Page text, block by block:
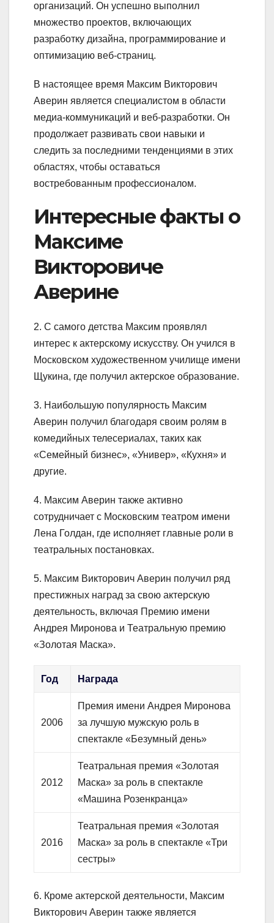
организаций. Он успешно выполнил
множество проектов, включающих
разработку дизайна, программирование и
оптимизацию веб-страниц.
В настоящее время Максим Викторович
Аверин является специалистом в области
медиа-коммуникаций и веб-разработки. Он
продолжает развивать свои навыки и
следить за последними тенденциями в этих
областях, чтобы оставаться
востребованным профессионалом.
Интересные факты о
Максиме
Викторовиче
Аверине
2. С самого детства Максим проявлял
интерес к актерскому искусству. Он учился в
Московском художественном училище имени
Щукина, где получил актерское образование.
3. Наибольшую популярность Максим
Аверин получил благодаря своим ролям в
комедийных телесериалах, таких как
«Семейный бизнес», «Универ», «Кухня» и
другие.
4. Максим Аверин также активно
сотрудничает с Московским театром имени
Лена Голдан, где исполняет главные роли в
театральных постановках.
5. Максим Викторович Аверин получил ряд
престижных наград за свою актерскую
деятельность, включая Премию имени
Андрея Миронова и Театральную премию
«Золотая Маска».
Год Награда
2006
Премия имени Андрея Миронова
за лучшую мужскую роль в
спектакле «Безумный день»
2012
Театральная премия «Золотая
Маска» за роль в спектакле
«Машина Розенкранца»
2016
Театральная премия «Золотая
Маска» за роль в спектакле «Три
сестры»
6. Кроме актерской деятельности, Максим
Викторович Аверин также является